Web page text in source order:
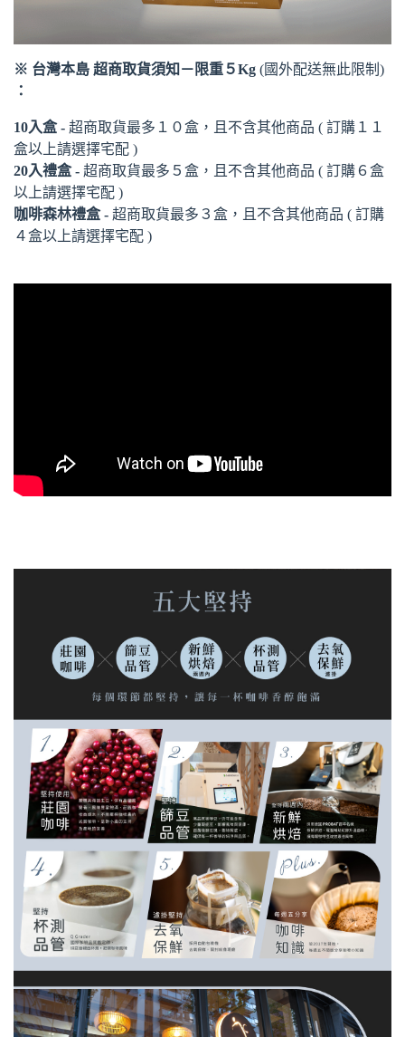
※ 台灣本島 超商取貨須知－限重５Kg (國外配送無此限制)
：
10入盒 - 超商取貨最多１０盒，且不含其他商品 ( 訂購１１
盒以上請選擇宅配 )
20入禮盒 - 超商取貨最多５盒，且不含其他商品 ( 訂購６盒
以上請選擇宅配 )
咖啡森林禮盒 - 超商取貨最多３盒，且不含其他商品 ( 訂購
４盒以上請選擇宅配 )